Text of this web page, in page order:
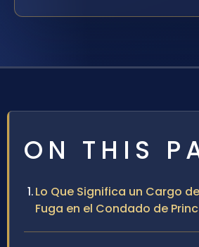
ON THIS
Lo Que Significa un Cargo
Fuga en el Condado de